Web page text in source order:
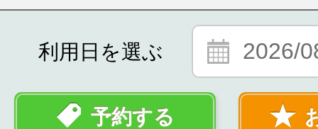
利用日を選ぶ 2026/
予約する